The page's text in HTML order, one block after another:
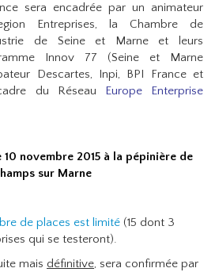
sera encadrée par un animateur
Entreprises, la Chambre de
de Seine et Marne et leurs
Innov 77 (Seine et Marne
Descartes, Inpi, BPI France et
du Réseau Europe Enterprise
novembre 2015 à la pépinière de
sur Marne
de places est limité(15 dont 3
qui se testeront).
mais définitive, sera confirmée par